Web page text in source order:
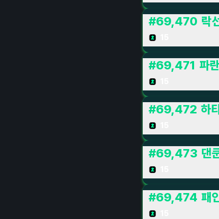
#69,470 락
#69,471 파
#69,472 하
#69,473 댄
#69,474 패